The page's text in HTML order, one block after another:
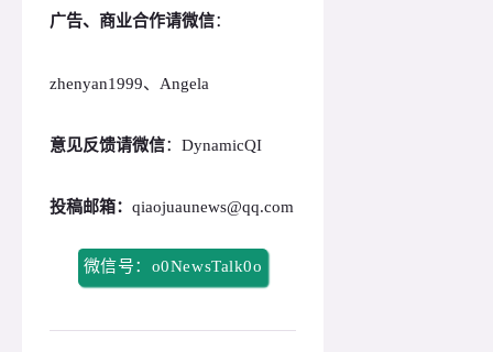
广告、商业合作请微信：
zhenyan1999、Angela
意见反馈请微信：DynamicQI
投稿邮箱： qiaojuaunews@qq.com
微信号：o0NewsTalk0o